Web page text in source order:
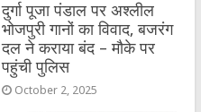
दुर्गा पूजा पंडाल पर अश्लील
भोजपुरी गानों का विवाद, बजरंग
दल ने कराया बंद – मौके पर
पहुंची पुलिस
October 2, 2025